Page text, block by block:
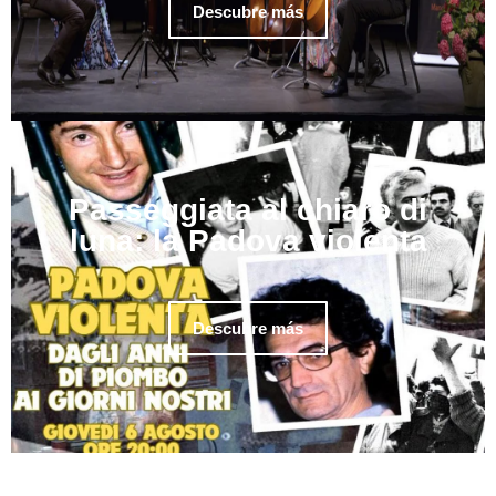
Descubre más
Passeggiata al chiaro di
luna: la Padova violenta
Descubre más